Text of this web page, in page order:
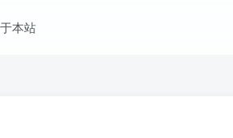
本站